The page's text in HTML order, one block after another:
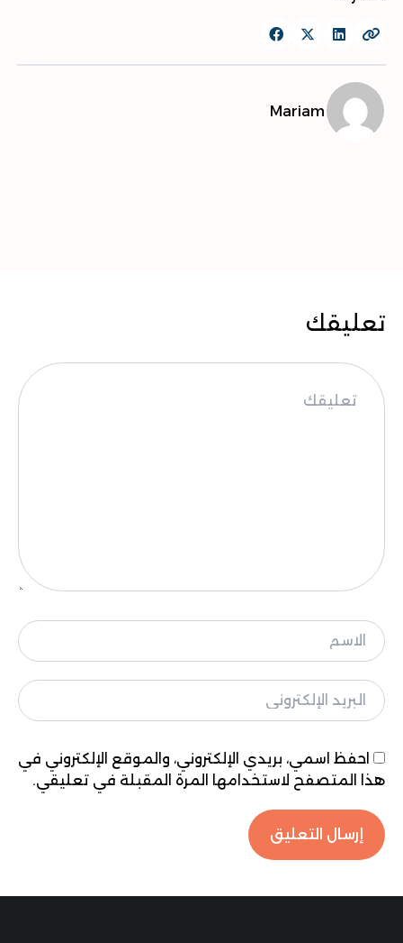
Mariam
تعليقك
احفظ اسمي، بريدي الإلكتروني، والموقع الإلكتروني في
هذا المتصفح لاستخدامها المرة المقبلة في تعليقي.